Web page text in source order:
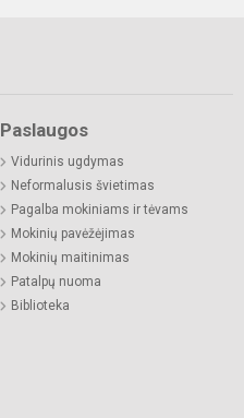
Paslaugos
Vidurinis ugdymas
Neformalusis švietimas
Pagalba mokiniams ir tėvams
Mokinių pavėžėjimas
Mokinių maitinimas
Patalpų nuoma
Biblioteka